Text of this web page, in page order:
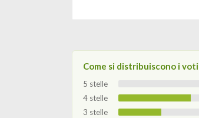
Come si distribuiscono i voti
5 stelle
4 stelle
3 stelle